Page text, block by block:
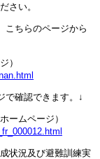
さい。
こちらのページから
）
で確認できます。↓
ムページ）
状況及び避難訓練実